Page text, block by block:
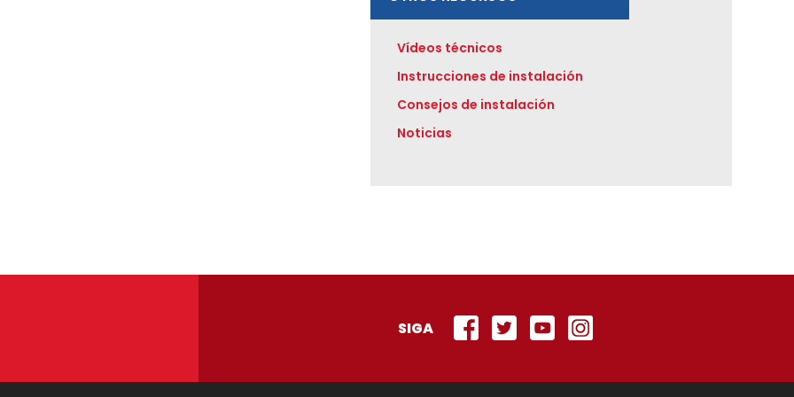
Vídeos técnicos
Instrucciones de instalación
Consejos de instalación
Noticias
SIGA